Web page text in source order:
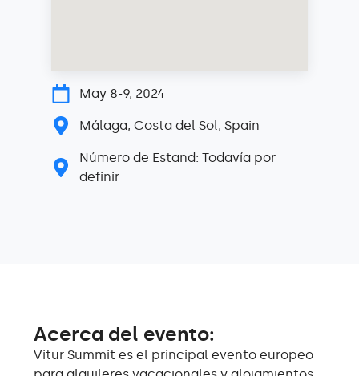
May 8-9, 2024
Málaga, Costa del Sol, Spain
Número de Estand: Todavía por
definir
Acerca del evento:
Vitur Summit es el principal evento europeo